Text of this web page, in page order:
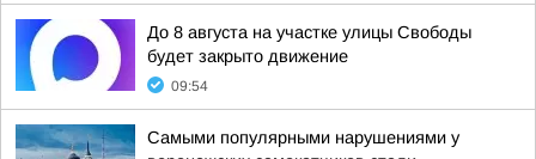
До 8 августа на участке улицы Свободы
будет закрыто движение
09:54
Самыми популярными нарушениями у